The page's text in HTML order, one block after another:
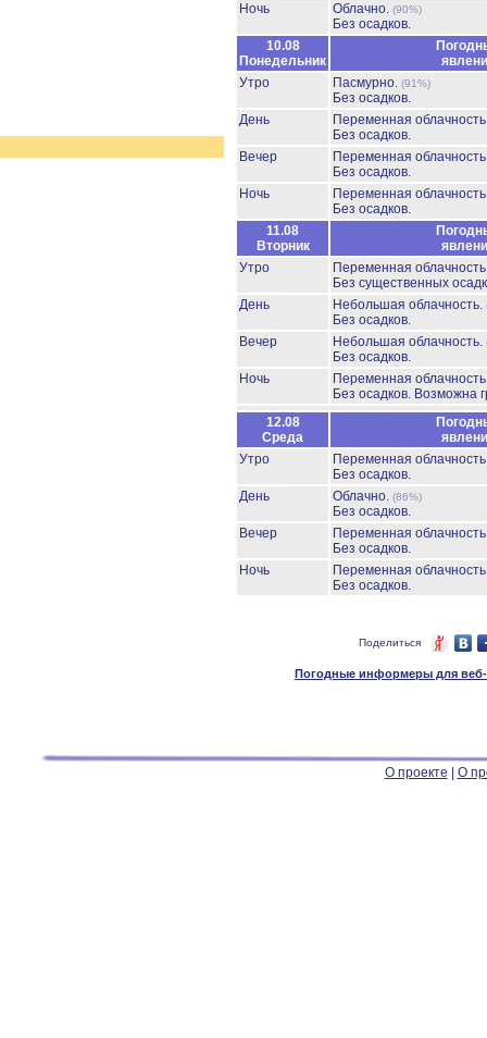
Ночь
Облачно. (90%)
Без осадков.
10.08
Понедельник
Утро
Пасмурно. (91%)
Без осадков.
День
Переменная
Без осадков.
Вечер
Переменная
Без осадков.
Ночь
Переменная
Без осадков.
11.08
Вторник
Утро
Переменная
Без существенных
День
Небольшая облачность.
Без осадков.
Вечер
Небольшая облачность.
Без осадков.
Ночь
Переменная
Без осадков. Возможна
12.08
Среда
Утро
Переменная
Без осадков.
День
Облачно. (86%)
Без осадков.
Вечер
Переменная
Без осадков.
Ночь
Переменная
Без осадков.
Поделиться
Погодные информеры для веб-
О проекте О